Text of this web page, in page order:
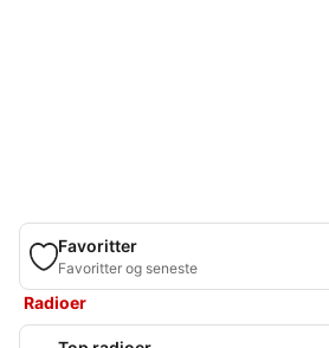
Favoritter
Favoritter og seneste
Radioer